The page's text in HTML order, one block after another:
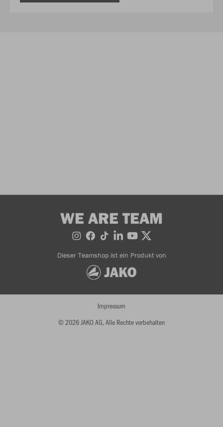
WE ARE TEAM
Dieser Teamshop ist ein Produkt von
© 2026 JAKO AG, Alle Rechte vorbehalten
Impressum